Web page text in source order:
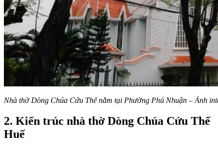
Nhà thờ Dòng Chúa Cứu Thế nằm tại Phường Phú Nhuận – Ảnh
2. Kiến trúc nhà thờ Dòng Chúa Cứu Thế
Huế